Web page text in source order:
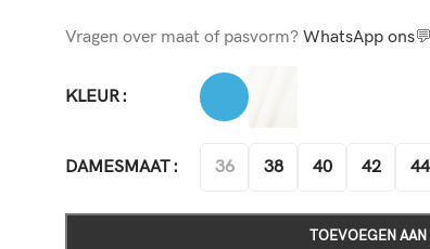
Vragen over maat of pasvorm? WhatsApp ons💬
KLEUR
DAMESMAAT 36 38 40 42 44
TOEVOEGEN